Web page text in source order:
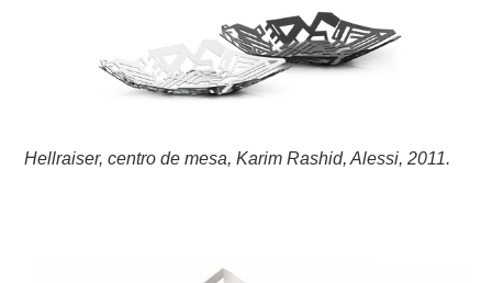
Hellraiser, centro de mesa, Karim Rashid, Alessi, 2011.